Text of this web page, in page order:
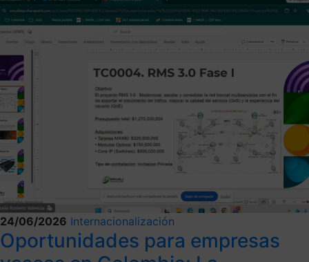
24/06/2026 Internacionalización
Oportunidades para empresas